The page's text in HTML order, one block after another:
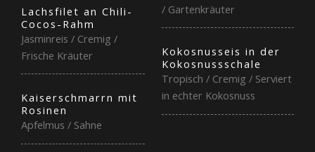
Lachsfilet an Chili-
Cocos-Rahm
Jasminreis / Cremig /
Frische Kräuter
Kaiserschmarrn mit
Rosinen
Apfelmus / Sahne
/ Gartenkräuter
Kokosnusseis in der
Kokosnussschale
Tropisch / Cremig / Serviert
in echter Kokosnuss